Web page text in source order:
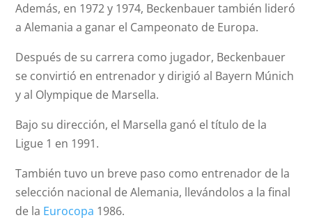
Además, en 1972 y 1974, Beckenbauer también lideró
a Alemania a ganar el Campeonato de Europa.
Después de su carrera como jugador, Beckenbauer
se convirtió en entrenador y dirigió al Bayern Múnich
y al Olympique de Marsella.
Bajo su dirección, el Marsella ganó el título de la
Ligue 1 en 1991.
También tuvo un breve paso como entrenador de la
selección nacional de Alemania, llevándolos a la final
de la Eurocopa 1986.